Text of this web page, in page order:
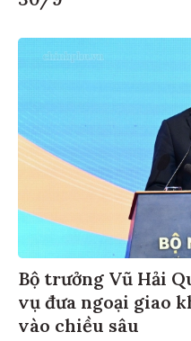
Bộ trưởng Vũ Hải
vụ đưa ngoại giao
vào chiều sâu